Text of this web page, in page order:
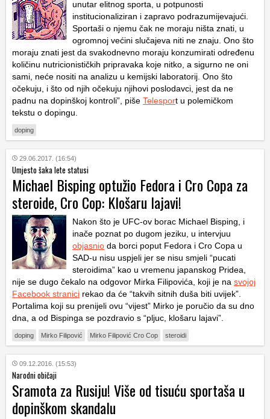
unutar elitnog sporta, u potpunosti
institucionaliziran i zapravo podrazumijevajući.
Sportaši o njemu čak ne moraju ništa znati, u
ogromnoj većini slučajeva niti ne znaju. Ono što
moraju znati jest da svakodnevno moraju konzumirati određenu
količinu nutricionističkih pripravaka koje nitko, a sigurno ne oni
sami, neće nositi na analizu u kemijski laboratorij. Ono što
očekuju, i što od njih očekuju njihovi poslodavci, jest da ne
padnu na dopinškoj kontroli”, piše Telesport u polemičkom
tekstu o dopingu.
doping
29.06.2017. (16:54)
Umjesto šaka lete statusi
Michael Bisping optužio Fedora i Cro Copa za
steroide, Cro Cop: Klošaru lajavi!
Nakon što je UFC-ov borac Michael Bisping, i
inače poznat po dugom jeziku, u intervjuu
objasnio da borci poput Fedora i Cro Copa u
SAD-u nisu uspjeli jer se nisu smjeli “pucati
steroidima” kao u vremenu japanskog Pridea,
nije se dugo čekalo na odgovor Mirka Filipovića, koji je na svojoj
Facebook stranici rekao da će “takvih sitnih duša biti uvijek”.
Portalima koji su prenijeli ovu “vijest” Mirko je poručio da su dno
dna, a od Bispinga se pozdravio s “pljuc, klošaru lajavi”.
doping Mirko Filipović Mirko Filipović Cro Cop steroidi
09.12.2016. (15:53)
Narodni običaji
Sramota za Rusiju! Više od tisuću sportaša u
dopinškom skandalu